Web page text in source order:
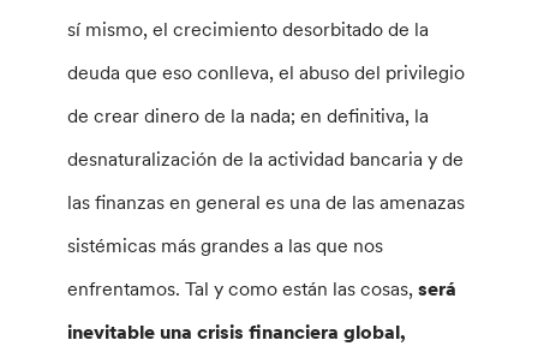
sí mismo, el crecimiento desorbitado de la
deuda que eso conlleva, el abuso del privilegio
de crear dinero de la nada; en definitiva, la
desnaturalización de la actividad bancaria y de
las finanzas en general es una de las amenazas
sistémicas más grandes a las que nos
enfrentamos. Tal y como están las cosas, será
inevitable una crisis financiera global,